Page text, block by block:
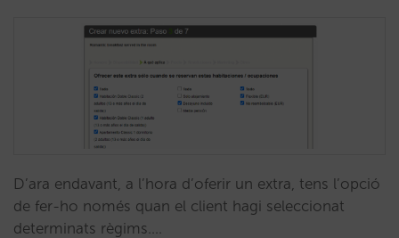
D’ara endavant, a l’hora d’oferir un extra, tens l’opció
de fer-ho només quan el client hagi seleccionat
determinats règims.…